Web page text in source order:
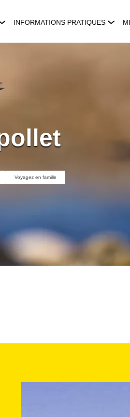
INFORMATIONS PRATIQUES
Voyagez en famille